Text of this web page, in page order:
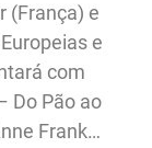
(França) e
e
com
Do Pão ao
Frank…